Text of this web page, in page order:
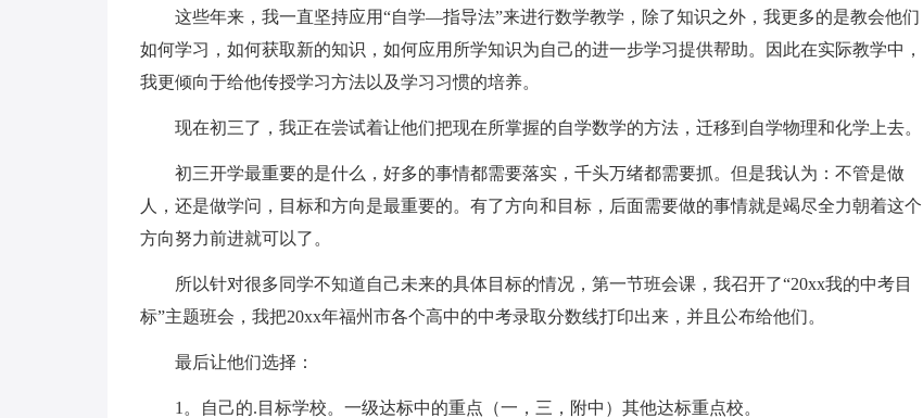
这些年来，我一直坚持应用“自学—指导法”来进行数学教学，除了知识之外，我更多的是教会他们
如何学习，如何获取新的知识，如何应用所学知识为自己的进一步学习提供帮助。因此在实际教学中，
我更倾向于给他传授学习方法以及学习习惯的培养。
现在初三了，我正在尝试着让他们把现在所掌握的自学数学的方法，迁移到自学物理和化学上去。
初三开学最重要的是什么，好多的事情都需要落实，千头万绪都需要抓。但是我认为：不管是做
人，还是做学问，目标和方向是最重要的。有了方向和目标，后面需要做的事情就是竭尽全力朝着这个
方向努力前进就可以了。
所以针对很多同学不知道自己未来的具体目标的情况，第一节班会课，我召开了“20xx我的中考目
标”主题班会，我把20xx年福州市各个高中的中考录取分数线打印出来，并且公布给他们。
最后让他们选择：
1。自己的.目标学校。一级达标中的重点（一，三，附中）其他达标重点校。